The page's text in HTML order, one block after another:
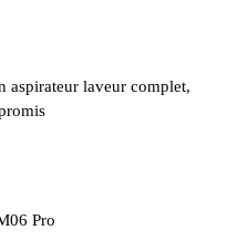
aspirateur laveur complet,
Pro